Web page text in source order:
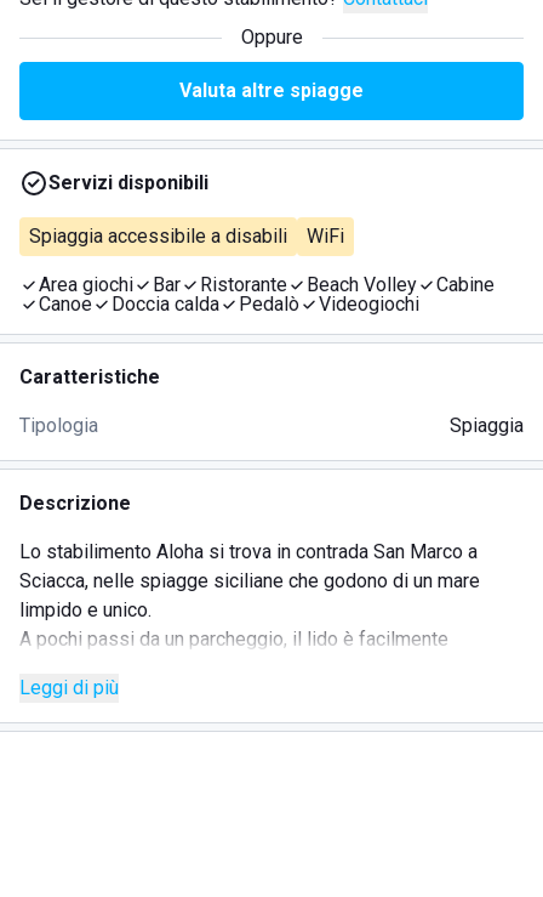
Oppure
Valuta altre spiagge
Servizi disponibili
Spiaggia accessibile a disabili WiFi
Area giochi Bar Ristorante Beach Volley
Cabine
Canoe
Doccia calda Pedalò Videogiochi
Caratteristiche
Tipologia Spiaggia
Descrizione
Lo stabilimento Aloha si trova in contrada San Marco a
Sciacca, nelle spiagge siciliane che godono di un mare
limpido e unico.
A pochi passi da un parcheggio, il lido è facilmente
un'edicola per chi necessita del servizio.
La spiaggia si estende in lunghezza ed è attrezzata con
Leggi di più